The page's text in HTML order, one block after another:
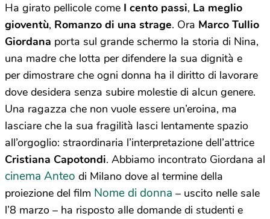
Ha girato pellicole come I cento passi, La meglio
gioventù, Romanzo di una strage. Ora Marco Tullio
Giordana porta sul grande schermo la storia di Nina,
una madre che lotta per difendere la sua dignità e
per dimostrare che ogni donna ha il diritto di lavorare
dove desidera senza subire molestie di alcun genere.
Una ragazza che non vuole essere un’eroina, ma
lasciare che la sua fragilità lasci lentamente spazio
all’orgoglio: straordinaria l’interpretazione dell’attrice
Cristiana Capotondi. Abbiamo incontrato Giordana al
cinema Anteo di Milano dove al termine della
proiezione del film Nome di donna – uscito nelle sale
l’8 marzo – ha risposto alle domande di studenti e